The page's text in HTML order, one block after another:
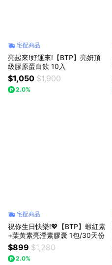
宅配商品
亮起來!好運來!【BTP】亮妍頂
級膠原蛋白飲 10入
$1,050 $1,900
2.0%
宅配商品
祝你生日快樂!💖【BTP】蝦紅素
+葉黃素亮澄素膠囊 1包/30天份
$899 $1,280
2.0%